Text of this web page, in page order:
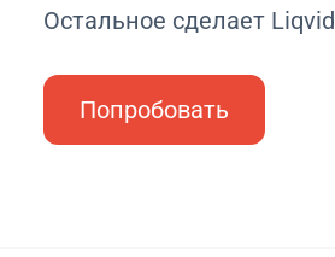
Остальное сделает Liqvid
Попробовать